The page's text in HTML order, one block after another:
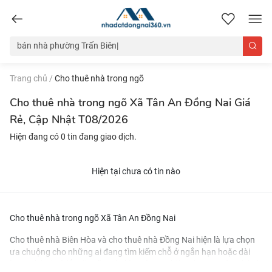
nhadatdongnai360.vn
Trang chủ / Cho thuê nhà trong ngõ
Cho thuê nhà trong ngõ Xã Tân An Đồng Nai Giá
Rẻ, Cập Nhật T08/2026
Hiện đang có 0 tin đang giao dịch.
Hiện tại chưa có tin nào
Cho thuê nhà trong ngõ Xã Tân An Đồng Nai
Cho thuê nhà Biên Hòa và cho thuê nhà Đồng Nai hiện là lựa chọn
ưa chuộng cho những ai đang tìm kiếm chỗ ở ngắn hạn hoặc dài